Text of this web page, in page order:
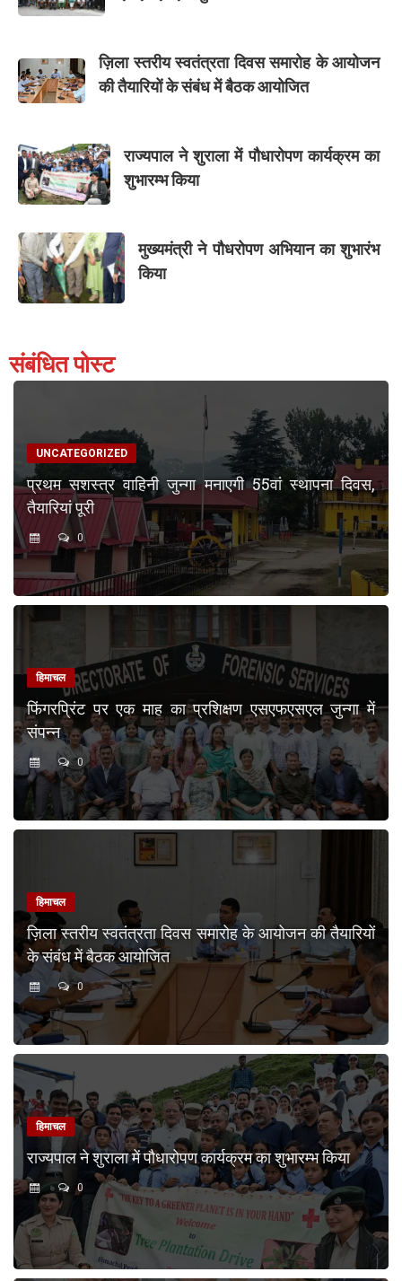
ज़िला स्तरीय स्वतंत्रता दिवस समारोह के आयोजन
की तैयारियों के संबंध में बैठक आयोजित
राज्यपाल ने शुराला में पौधारोपण कार्यक्रम का
शुभारम्भ किया
मुख्यमंत्री ने पौधरोपण अभियान का शुभारंभ
किया
संबंधित पोस्ट
UNCATEGORIZED
प्रथम सशस्त्र वाहिनी जुन्गा मनाएगी 55वां स्थापना दिवस,
तैयारियां पूरी
0
हिमाचल
फिंगरप्रिंट पर एक माह का प्रशिक्षण एसएफएसएल जुन्गा में
संपन्न
0
हिमाचल
ज़िला स्तरीय स्वतंत्रता दिवस समारोह के आयोजन की तैयारियों
के संबंध में बैठक आयोजित
0
हिमाचल
राज्यपाल ने शुराला में पौधारोपण कार्यक्रम का शुभारम्भ किया
0